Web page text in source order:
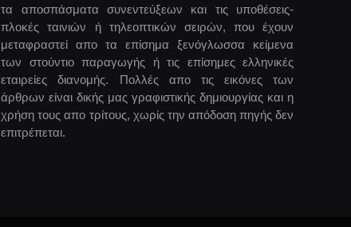
τα αποσπάσματα συνεντεύξεων και τις υποθέσεις-
πλοκές ταινιών ή τηλεοπτικών σειρών, που έχουν
μεταφραστεί απο τα επίσημα ξενόγλωσσα κείμενα
των στούντιο παραγωγής ή τις επίσημες ελληνικές
εταιρείες διανομής. Πολλές απο τις εικόνες των
άρθρων είναι δικής μας γραφιστικής δημιουργίας και η
χρήση τους απο τρίτους, χωρίς την απόδοση πηγής δεν
επιτρέπεται.